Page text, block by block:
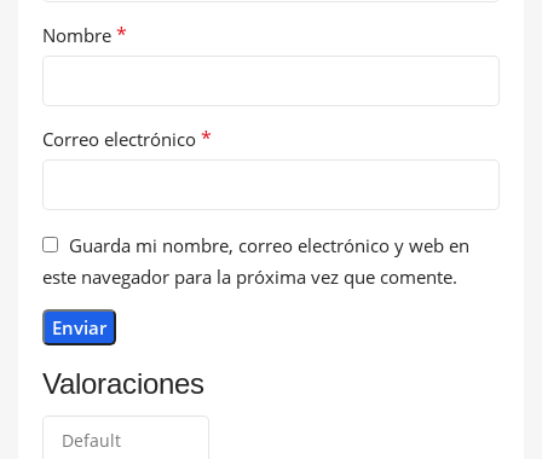
Valoraciones
Nombre *
Correo electrónico *
Guarda mi nombre, correo electrónico y web en
este navegador para la próxima vez que comente.